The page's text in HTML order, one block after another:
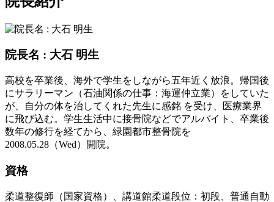
院長名 : 大石 明生
高校を卒業後、海外で学生をしながら五年近く放浪。帰国後
にサラリーマン（石油関係の仕事：海運仲立業）をしていた
が、自分の体を治してくれた先生に感銘 を受け、医療業界
に飛び込む。学生生活中に接骨院などでアルバイト、卒業後
数年の修行を経てから、緑園都市整骨院を
2008.05.28（Wed）開院。
資格
柔道整復師（国家資格）、講道館柔道段位：初段、普通自動